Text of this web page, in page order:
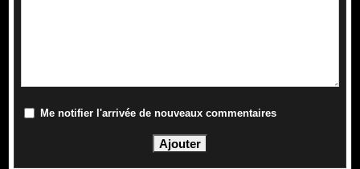
Me notifier l'arrivée de nouveaux commentaires